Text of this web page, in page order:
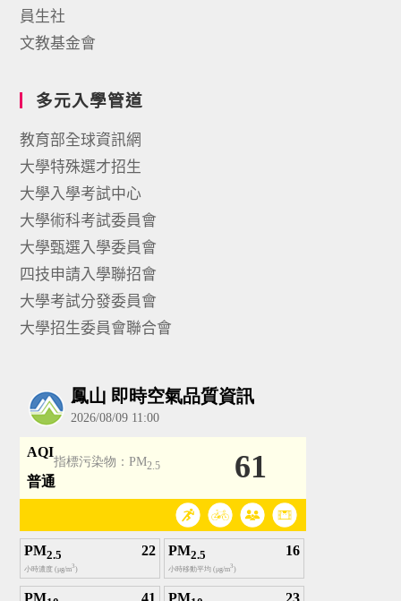
員生社
文教基金會
多元入學管道
教育部全球資訊網
大學特殊選才招生
大學入學考試中心
大學術科考試委員會
大學甄選入學委員會
四技申請入學聯招會
大學考試分發委員會
大學招生委員會聯合會